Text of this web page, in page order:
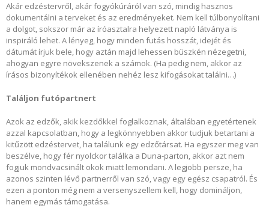
Akár edzéstervről, akár fogyókúráról van szó, mindig hasznos
dokumentálni a terveket és az eredményeket. Nem kell túlbonyolítani
a dolgot, sokszor már az íróasztalra helyezett napló látványa is
inspiráló lehet. A lényeg, hogy minden futás hosszát, idejét és
dátumát írjuk bele, hogy aztán majd lehessen büszkén nézegetni,
ahogyan egyre növekszenek a számok. (Ha pedig nem, akkor az
írásos bizonyítékok ellenében nehéz lesz kifogásokat találni…)
Találjon futópartnert
Azok az edzők, akik kezdőkkel foglalkoznak, általában egyetértenek
azzal kapcsolatban, hogy a legkönnyebben akkor tudjuk betartani a
kitűzött edzéstervet, ha találunk egy edzőtársat. Ha egyszer meg van
beszélve, hogy fér nyolckor találka a Duna-parton, akkor azt nem
fogjuk mondvacsinált okok miatt lemondani. A legjobb persze, ha
azonos szinten lévő partnerről van szó, vagy egy egész csapatról. És
ezen a ponton még nem a versenyszellem kell, hogy domináljon,
hanem egymás támogatása.